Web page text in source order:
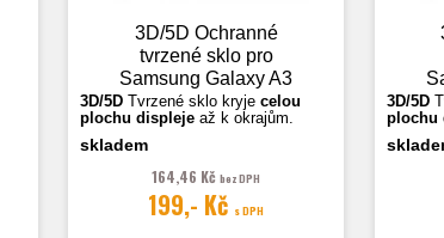
3D/5D Ochranné
tvrzené sklo pro
Samsung Galaxy A3
2016 (A310),
transparentní
3D/5D Tvrzené sklo kryjecelou
plochu displejeaž k okrajům.
Fotografie jsou ilustrační.
skladem
164,46 Kčbez DPH
199,- Kč s DPH
3D/5D
plochu